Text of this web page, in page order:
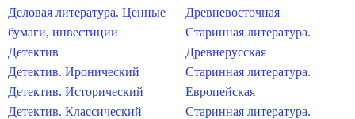
Деловая литература. Ценные
бумаги, инвестиции
Детектив
Детектив. Иронический
Детектив. Исторический
Детектив. Классический
Древневосточная
Старинная литература.
Древнерусская
Старинная литература.
Европейская
Старинная литература.